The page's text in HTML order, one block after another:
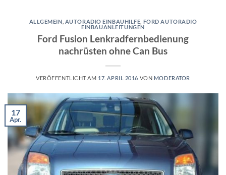
ALLGEMEIN AUTORADIO EINBAUHILFE FORD AUTORADIO
EINBAUANLEITUNGEN
Ford Fusion Lenkradfernbedienung
nachrüsten ohne Can Bus
VERÖFFENTLICHT AM 17. APRIL 2016 VON MODERATOR
17
Apr.